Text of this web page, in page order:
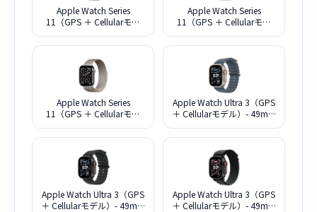
Apple Watch Series
11（GPS ＋ Cellularモデ
ニウムケースとスレートミ
MFD34J/A
Apple Watch Series
11（GPS ＋ Cellularモデ
ニウムケースとゴールドミ
ラネーゼループ - S/M
MFD74J/A
Apple Watch Series
11（GPS ＋ Cellularモデ
タニウムケースとナチュラ
ルミラネーゼループ - S/M
MFCY4J/A
Apple Watch Ultra 3（GPS
＋ Cellularモデル）- 49mm
スとアンカーブルーオーシ
ャンバンド MEWH4J/A
Apple Watch Ultra 3（GPS
＋ Cellularモデル）- 49mm
Apple Watch Ultra 3（GPS
＋ Cellularモデル）- 49mm